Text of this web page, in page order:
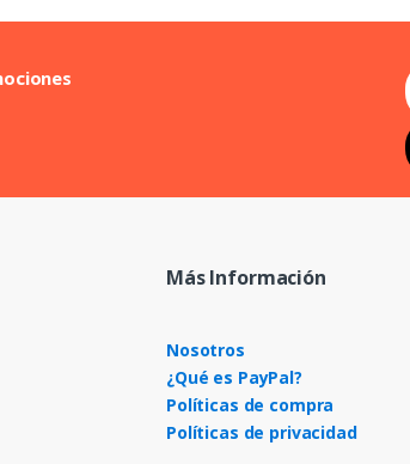
Más Información
Nosotros
¿Qué es PayPal?
Políticas de compra
Políticas de privacidad